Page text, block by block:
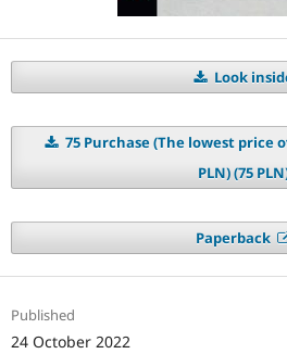
Look
75 Purchase (The lowest price
PLN) (75
Paperback
Published
24 October 2022